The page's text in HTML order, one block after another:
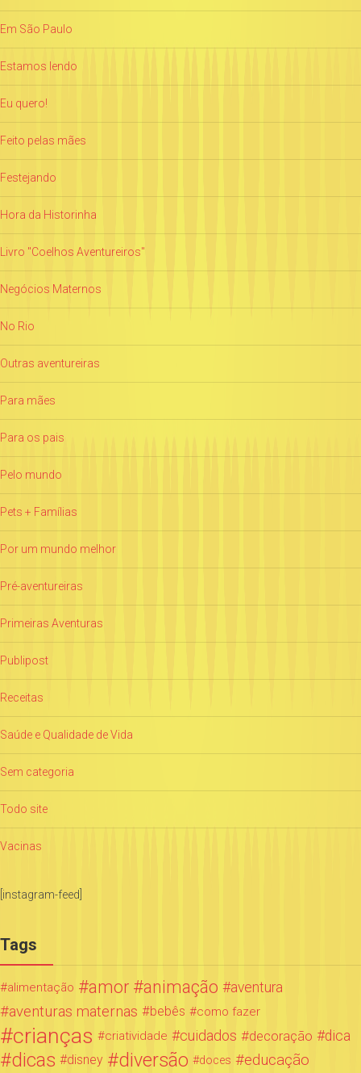
Em São Paulo
Estamos lendo
Eu quero!
Feito pelas mães
Festejando
Hora da Historinha
Livro "Coelhos Aventureiros"
Negócios Maternos
No Rio
Outras aventureiras
Para mães
Para os pais
Pelo mundo
Pets + Famílias
Por um mundo melhor
Pré-aventureiras
Primeiras Aventuras
Publipost
Receitas
Saúde e Qualidade de Vida
Sem categoria
Todo site
Vacinas
[instagram-feed]
Tags
alimentação amor animação aventura
aventuras maternas bebês como fazer
crianças criatividade cuidados decoração dica
dicas disney diversão doces educação